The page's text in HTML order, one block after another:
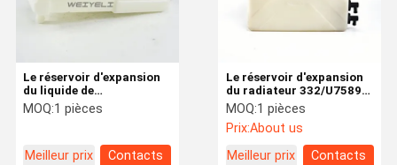
Le réservoir d'expansion
du liquide de
refroidissement du
chargeur Bobcat
6732375 1949013
1800825 1755965
MOQ:1 pièces
Meilleur prix Contacts
Le réservoir d'expansion
du radiateur 332/U7589
283/59008
MOQ:1 pièces
Prix:About us
Meilleur prix
Contacts